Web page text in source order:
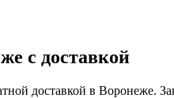
с доставкой
доставкой в Воронеже.